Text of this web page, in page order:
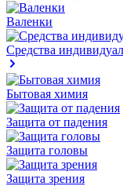
Валенки
Средства
Бытовая химия
Защита от падения
Защита головы
Защита зрения